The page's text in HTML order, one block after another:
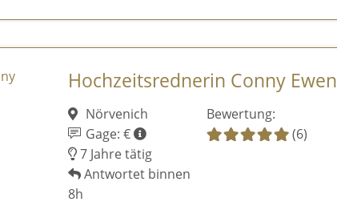
Hochzeitsrednerin Conny Ewen
Nörvenich
Gage: €
7 Jahre tätig
Antwortet binnen
8h
Bewertung:
(6)